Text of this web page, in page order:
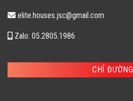
elite.houses.jsc@gmail.com
Zalo: 05.2805.1986
CHỈ ĐƯỜNG